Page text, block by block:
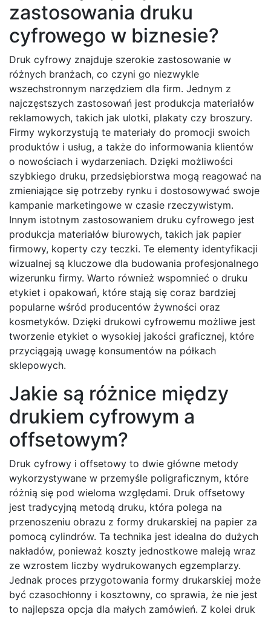
zastosowania druku
cyfrowego w biznesie?
Druk cyfrowy znajduje szerokie zastosowanie w
różnych branżach, co czyni go niezwykle
wszechstronnym narzędziem dla firm. Jednym z
najczęstszych zastosowań jest produkcja materiałów
reklamowych, takich jak ulotki, plakaty czy broszury.
Firmy wykorzystują te materiały do promocji swoich
produktów i usług, a także do informowania klientów
o nowościach i wydarzeniach. Dzięki możliwości
szybkiego druku, przedsiębiorstwa mogą reagować na
zmieniające się potrzeby rynku i dostosowywać swoje
kampanie marketingowe w czasie rzeczywistym.
Innym istotnym zastosowaniem druku cyfrowego jest
produkcja materiałów biurowych, takich jak papier
firmowy, koperty czy teczki. Te elementy identyfikacji
wizualnej są kluczowe dla budowania profesjonalnego
wizerunku firmy. Warto również wspomnieć o druku
etykiet i opakowań, które stają się coraz bardziej
popularne wśród producentów żywności oraz
kosmetyków. Dzięki drukowi cyfrowemu możliwe jest
tworzenie etykiet o wysokiej jakości graficznej, które
przyciągają uwagę konsumentów na półkach
sklepowych.
Jakie są różnice między
drukiem cyfrowym a
offsetowym?
Druk cyfrowy i offsetowy to dwie główne metody
wykorzystywane w przemyśle poligraficznym, które
różnią się pod wieloma względami. Druk offsetowy
jest tradycyjną metodą druku, która polega na
przenoszeniu obrazu z formy drukarskiej na papier za
pomocą cylindrów. Ta technika jest idealna do dużych
nakładów, ponieważ koszty jednostkowe maleją wraz
ze wzrostem liczby wydrukowanych egzemplarzy.
Jednak proces przygotowania formy drukarskiej może
być czasochłonny i kosztowny, co sprawia, że nie jest
to najlepsza opcja dla małych zamówień. Z kolei druk